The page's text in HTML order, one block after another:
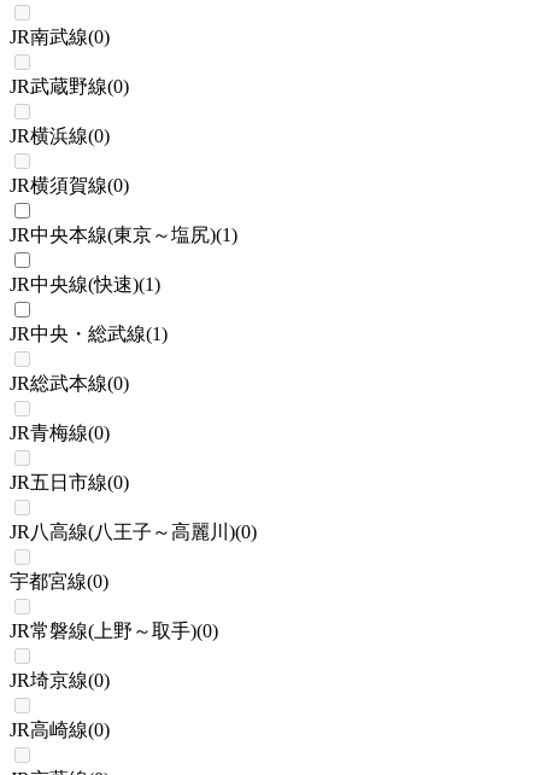
JR南武線(0)
JR武蔵野線(0)
JR横浜線(0)
JR横須賀線(0)
JR中央本線(東京～塩尻)(1)
JR中央線(快速)(1)
JR中央・総武線(1)
JR総武本線(0)
JR青梅線(0)
JR五日市線(0)
JR八高線(八王子～高麗川)(0)
宇都宮線(0)
JR常磐線(上野～取手)(0)
JR埼京線(0)
JR高崎線(0)